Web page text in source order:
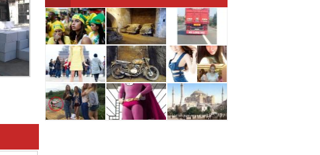
Ülkelere Göre
Güzellik
Sıralaması
Terkedilen Araçlar
Türklerin İngilizce
ile İmtihanı
Hangi Ülkeyi
Tercih Ederdiniz?
Terk edilmiş araç
mezarlığı
Taylandın Zengin
Çocukları